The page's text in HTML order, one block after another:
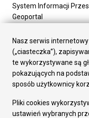
System Informacji
Geoportal
Załatw sprawę
Prezydent Miasta
Rada Miasta
Wydziały
Elektroniczna Skrzynka
Gospodarka
Fundusze europejskie
Nasz serwis
(„ciasteczka”),
te wykorzystywane są
pokazujących na
sposób użytkownicy
Pliki cookies
ustawień wybranych